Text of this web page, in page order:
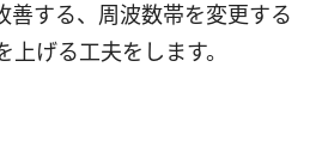
善する、周波数帯を変更する
上げる工夫をします。